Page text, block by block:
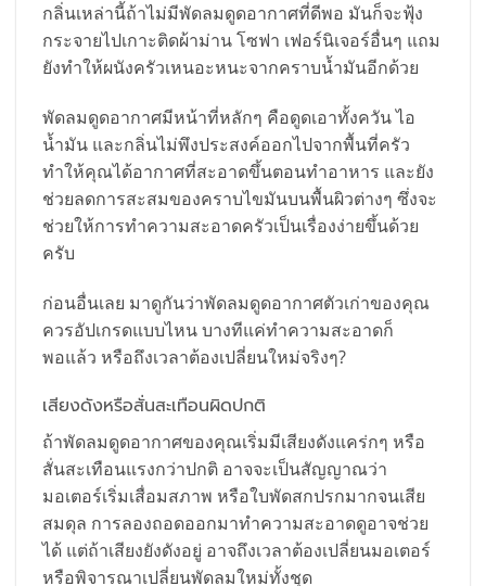
กลิ่นเหล่านี้ถ้าไม่มีพัดลมดูดอากาศที่ดีพอ มันก็จะฟุ้ง
กระจายไปเกาะติดผ้าม่าน โซฟา เฟอร์นิเจอร์อื่นๆ แถม
ยังทำให้ผนังครัวเหนอะหนะจากคราบน้ำมันอีกด้วย
พัดลมดูดอากาศมีหน้าที่หลักๆ คือดูดเอาทั้งควัน ไอ
น้ำมัน และกลิ่นไม่พึงประสงค์ออกไปจากพื้นที่ครัว
ทำให้คุณได้อากาศที่สะอาดขึ้นตอนทำอาหาร และยัง
ช่วยลดการสะสมของคราบไขมันบนพื้นผิวต่างๆ ซึ่งจะ
ช่วยให้การทำความสะอาดครัวเป็นเรื่องง่ายขึ้นด้วย
ครับ
ก่อนอื่นเลย มาดูกันว่าพัดลมดูดอากาศตัวเก่าของคุณ
ควรอัปเกรดแบบไหน บางทีแค่ทำความสะอาดก็
พอแล้ว หรือถึงเวลาต้องเปลี่ยนใหม่จริงๆ?
เสียงดังหรือสั่นสะเทือนผิดปกติ
ถ้าพัดลมดูดอากาศของคุณเริ่มมีเสียงดังแคร่กๆ หรือ
สั่นสะเทือนแรงกว่าปกติ อาจจะเป็นสัญญาณว่า
มอเตอร์เริ่มเสื่อมสภาพ หรือใบพัดสกปรกมากจนเสีย
สมดุล การลองถอดออกมาทำความสะอาดดูอาจช่วย
ได้ แต่ถ้าเสียงยังดังอยู่ อาจถึงเวลาต้องเปลี่ยนมอเตอร์
หรือพิจารณาเปลี่ยนพัดลมใหม่ทั้งชุด